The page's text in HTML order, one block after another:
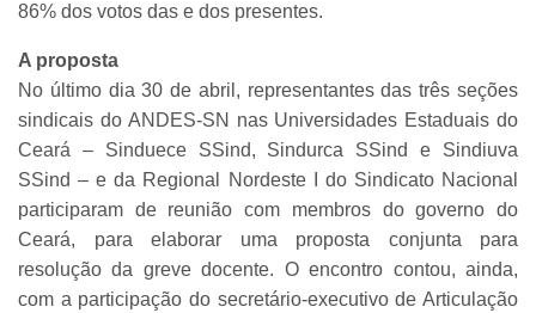
86% dos votos das e dos presentes.
A proposta
No último dia 30 de abril, representantes das três seções
sindicais do ANDES-SN nas Universidades Estaduais do
Ceará – Sinduece SSind, Sindurca SSind e Sindiuva
SSind – e da Regional Nordeste I do Sindicato Nacional
participaram de reunião com membros do governo do
Ceará, para elaborar uma proposta conjunta para
resolução da greve docente. O encontro contou, ainda,
com a participação do secretário-executivo de Articulação